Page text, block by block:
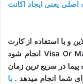
یعنی ایجاد اکانت
و با استفاده از کارت
ها اعتباری ویزا و یا مستر Visa Or Master Cardes انجام شود
در سریع ترین زمان
شما انجام میدهد . با